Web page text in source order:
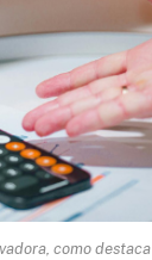
como